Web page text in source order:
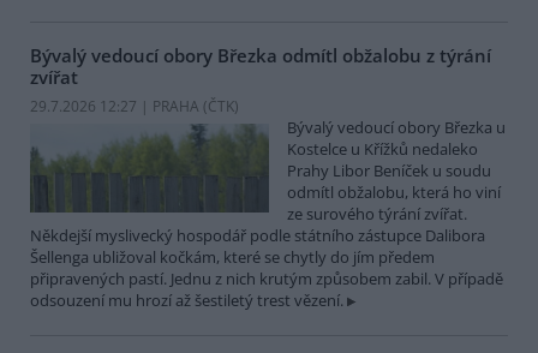
Bývalý vedoucí obory Březka odmítl obžalobu z týrání
zvířat
29.7.2026 12:27 | PRAHA (ČTK)
Bývalý vedoucí obory Březka u
Kostelce u Křížků nedaleko
Prahy Libor Beníček u soudu
odmítl obžalobu, která ho viní
ze surového týrání zvířat.
Někdejší myslivecký hospodář podle státního zástupce Dalibora
Šellenga ubližoval kočkám, které se chytly do jím předem
připravených pastí. Jednu z nich krutým způsobem zabil. V případě
odsouzení mu hrozí až šestiletý trest vězení.